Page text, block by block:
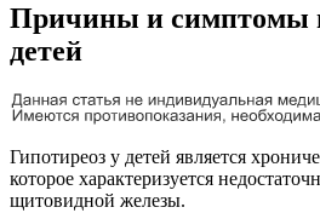
Причины и симптомы
детей
Гипотиреоз у детей является
которое характеризуется
щитовидной железы.